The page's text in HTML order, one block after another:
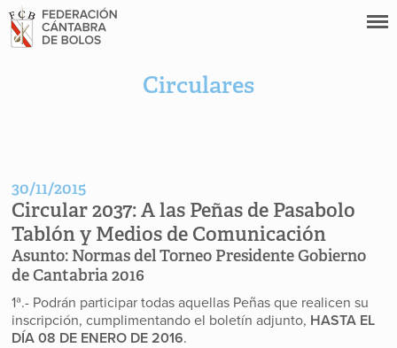
Circulares
30/11/2015
Circular 2037:A las Peñas de Pasabolo
Tablón y Medios de Comunicación
Asunto: Normas del Torneo Presidente Gobierno
de Cantabria 2016
1ª.- Podrán participar todas aquellas Peñas que realicen su
inscripción, cumplimentando el boletín adjunto, HASTA EL
DÍA 08 DE ENERO DE 2016.